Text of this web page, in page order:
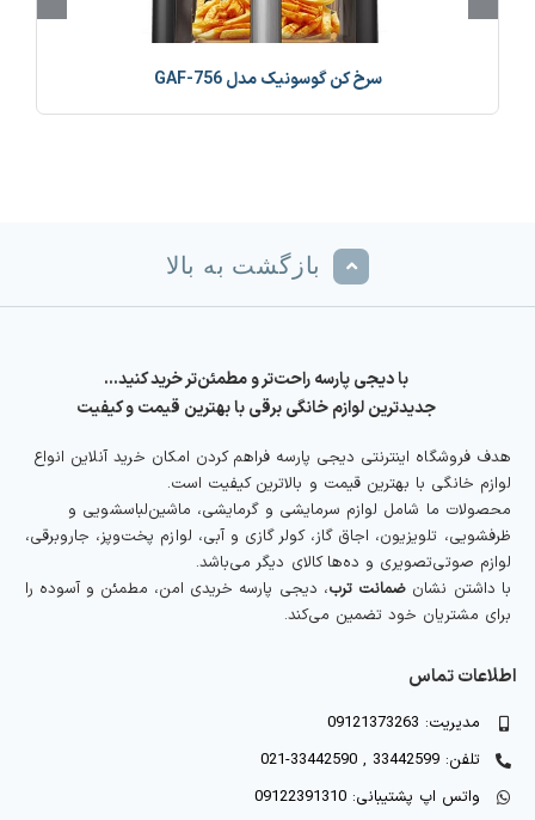
سرخ کن گوسونیک مدل GAF-756
بازگشت به بالا
با دیجی پارسه راحت‌تر و مطمئن‌تر خرید کنید…
جدیدترین لوازم خانگی برقی با بهترین قیمت و کیفیت
هدف فروشگاه اینترنتی دیجی پارسه فراهم کردن امکان خرید آنلاین انواع
لوازم خانگی با بهترین قیمت و بالاترین کیفیت است.
محصولات ما شامل لوازم سرمایشی و گرمایشی، ماشین‌لباسشویی و
ظرفشویی، تلویزیون، اجاق گاز، کولر گازی و آبی، لوازم پخت‌وپز، جاروبرقی،
لوازم صوتی‌تصویری و ده‌ها کالای دیگر می‌باشد.
با داشتن نشان ضمانت ترب، دیجی پارسه خریدی امن، مطمئن و آسوده را
برای مشتریان خود تضمین می‌کند.
اطلاعات تماس
مدیریت: 09121373263
تلفن: 33442599 , 33442590-021
واتس اپ پشتیبانی: 09122391310